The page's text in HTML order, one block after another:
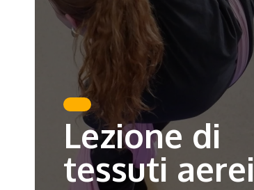
Lezione di
tessuti aerei